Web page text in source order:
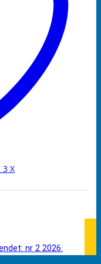
3 X
nr 2 2026.